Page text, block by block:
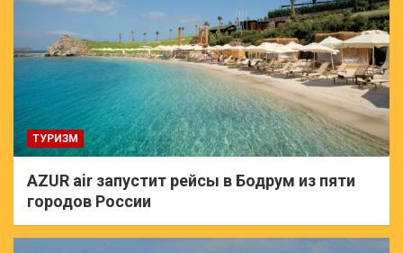
ТУРИЗМ
AZUR air запустит рейсы в Бодрум из пяти
городов России